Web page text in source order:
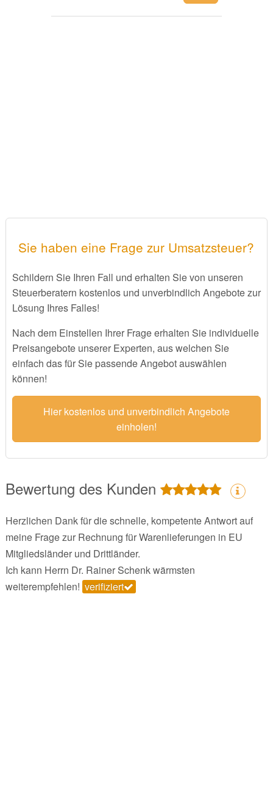
Sie haben eine Frage zur Umsatzsteuer?
Schildern Sie Ihren Fall und erhalten Sie von unseren
Steuerberatern kostenlos und unverbindlich Angebote zur
Lösung Ihres Falles!
Nach dem Einstellen Ihrer Frage erhalten Sie individuelle
Preisangebote unserer Experten, aus welchen Sie
einfach das für Sie passende Angebot auswählen
können!
Hier kostenlos und unverbindlich Angebote
einholen!
Bewertung des Kunden
Herzlichen Dank für die schnelle, kompetente Antwort auf
meine Frage zur Rechnung für Warenlieferungen in EU
Mitgliedsländer und Drittländer.
Ich kann Herrn Dr. Rainer Schenk wärmsten
weiterempfehlen! verifiziert